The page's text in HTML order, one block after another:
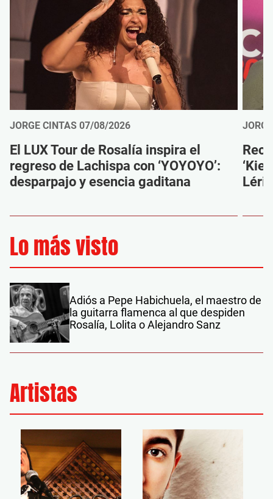
JORGE CINTAS 07/08/2026
El LUX Tour de Rosalía inspira el
regreso de Lachispa con ‘YOYOYO’:
desparpajo y esencia gaditana
Lo más visto
Adiós a Pepe Habichuela, el maestro de
la guitarra flamenca al que despiden
Rosalía, Lolita o Alejandro Sanz
Artistas